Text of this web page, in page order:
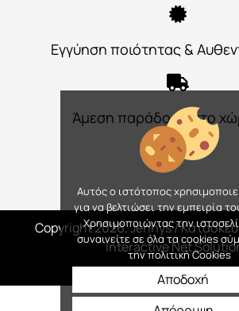
Εγγύηση ποιότητας &
Άμεση παράδοση στο
Copyright 2026, Jennys/
Interactive Net
Αυτός ο ιστότοπος
για να βελτιώσει την εμπειρία
Χρησιμοποιώντας την
συναινείτε σε όλα τα cookies
την πολιτική Cookies
Αποδοχή